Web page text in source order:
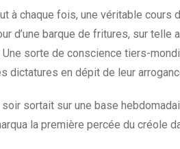
à chaque fois, une véritable
d’une barque de fritures, sur telle
sorte de conscience tiers-
dictatures en dépit de leur
sortait sur une base
la première percée du créole